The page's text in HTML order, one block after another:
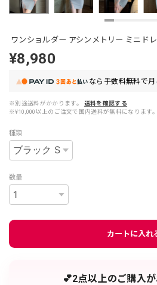
ワンショルダー アシンメトリー ミニド
¥8,980
なら 手数料無料で月
※別途送料がかかります。
送料を確認する
※¥10,000以上のご注文で国内送料が無料になります。
種類
数量
カートに入れ
💕2点以上のご購入